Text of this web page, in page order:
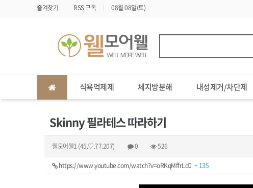
즐겨찾기 RSS 구독 08월 08일(토)
식욕억제제 체지방분해 내성제거/차단제
Skinny 필라테스 따라하기
웰모어웰1 (45.♡.77.207) 0 526
https://www.youtube.com/watch?v=oRKqMffrLd0 + 135